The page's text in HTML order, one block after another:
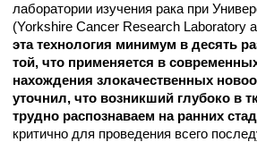
лаборатории изучения рака при
(Yorkshire Cancer Research Laboratory
эта технология минимум в десять
той, что применяется в
нахождения злокачественных
уточнил, что возникший глубоко в
трудно распознаваем на ранних
критично для проведения всего